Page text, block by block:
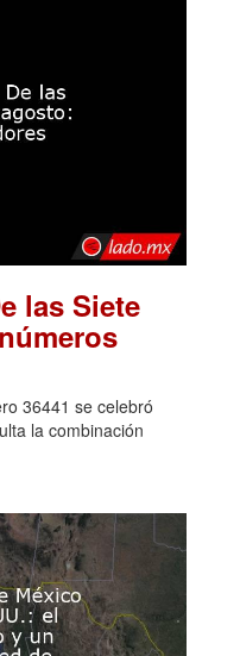
las Siete
36441 se celebró
la combinación